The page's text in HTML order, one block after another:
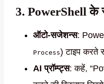
3. PowerShell के
ऑटो-सजेशन्स:
Process) टाइप करते
AI प्रॉम्प्ट्स: कहें,